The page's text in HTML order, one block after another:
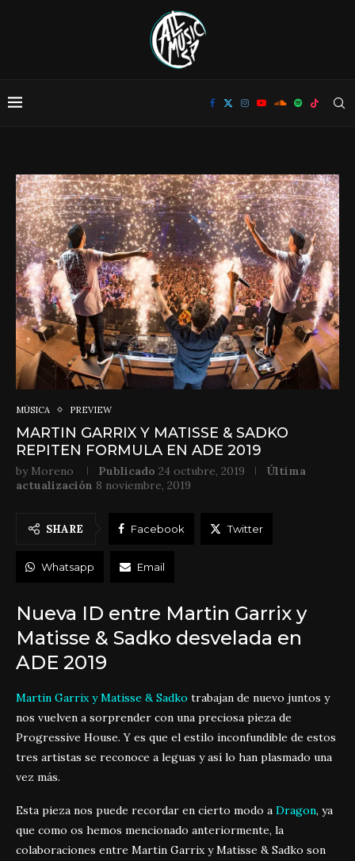
MÚSICA PREVIEW
MARTIN GARRIX Y MATISSE & SADKO
REPITEN FORMULA EN ADE 2019
by Moreno Publicado 24 octubre, 2019
Última
actualización 8 noviembre, 2019
SHARE Facebook Twitter
Whatsapp Email
Nueva ID entre Martin Garrix y
Matisse & Sadko desvelada en
ADE 2019
Martin Garrix y Matisse & Sadko trabajan de nuevo juntos y
nos vuelven a sorprender con una preciosa pieza de
Progressive House. Y es que el estilo inconfundible de estos
tres artistas se reconoce a leguas y así lo han plasmado una
vez más.
Esta pieza nos puede recordar en cierto modo a Dragon, ya
que como os hemos mencionado anteriormente, la
colaboraciones entre Martin Garrix y Matisse & Sadko son